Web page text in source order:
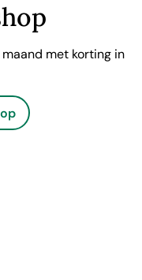
met korting in